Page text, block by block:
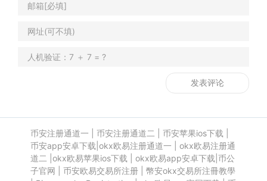
币安注册通道一 币安注册通道二 币安苹果ios下载
币安app安卓下载 okx欧易注册通道一
okx欧易注册通
道二
okx欧易苹果ios下载 okx欧易app安卓下载 币公
子官网
币安欧易交易所注册| 幣安okx交易所注冊教學